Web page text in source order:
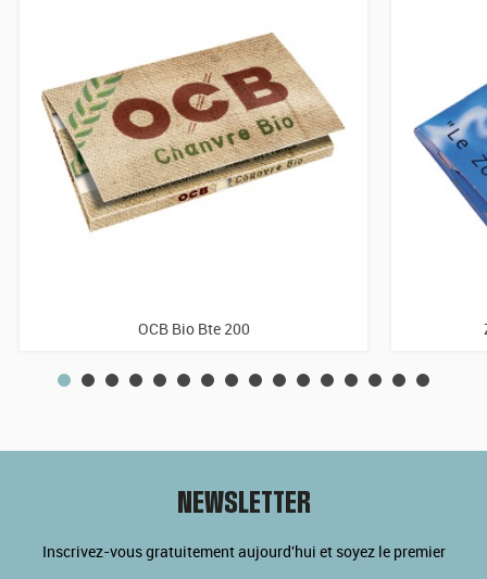
OCB Bio Bte 200
NEWSLETTER
Inscrivez-vous gratuitement aujourd'hui et soyez le premier